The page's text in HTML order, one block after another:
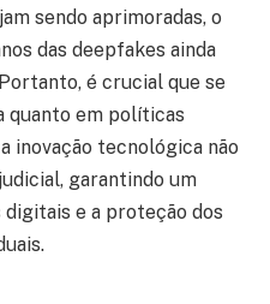
sendo aprimoradas, o
das deepfakes ainda
é crucial que se
quanto em políticas
inovação tecnológica não
garantindo um
e a proteção dos